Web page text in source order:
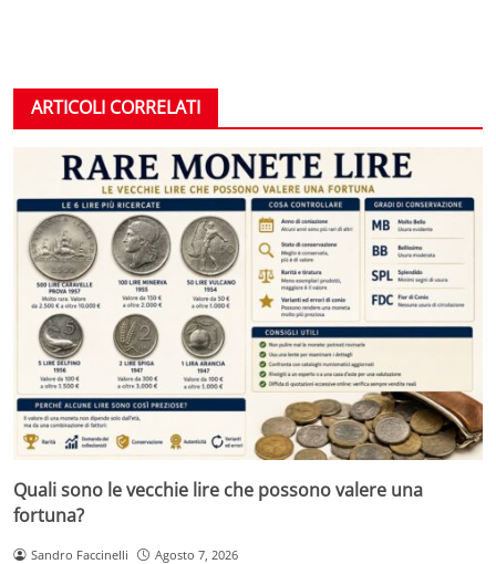
ARTICOLI CORRELATI
Quali sono le vecchie lire che possono valere una
fortuna?
Sandro Faccinelli Agosto 7, 2026